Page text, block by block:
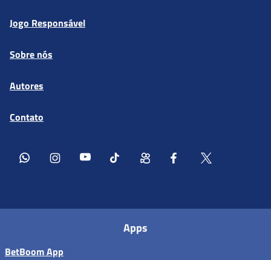
Jogo Responsável
Sobre nós
Autores
Contato
Apps
BetBoom App